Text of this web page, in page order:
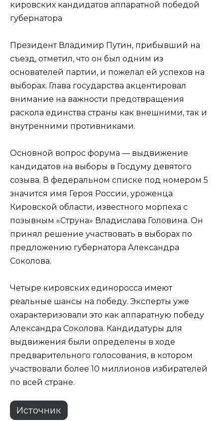
Президент Владимир Путин, прибывший на
съезд, отметил, что он был одним из
основателей партии, и пожелал ей успехов на
выборах. Глава государства акцентировал
внимание на важности предотвращения
раскола единства страны как внешними, так и
внутренними противниками.
Основной вопрос форума — выдвижение
кандидатов на выборы в Госдуму девятого
созыва. В федеральном списке под номером 5
значится имя Героя России, уроженца
Кировской области, известного морпеха с
позывным «Струна» Владислава Головина. Он
принял решение участвовать в выборах по
предложению губернатора Александра
Соколова.
Четыре кировских единоросса имеют
реальные шансы на победу. Эксперты уже
охарактеризовали это как аппаратную победу
Александра Соколова. Кандидатуры для
выдвижения были определены в ходе
предварительного голосования, в котором
участвовали более 10 миллионов избирателей
по всей стране.
Источник